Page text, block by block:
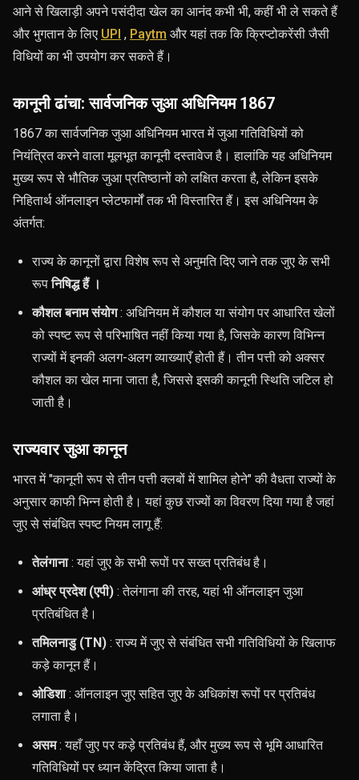
आने से खिलाड़ी अपने पसंदीदा खेल का आनंद कभी भी, कहीं भी ले सकते हैं
और भुगतान के लिए UPI , Paytm और यहां तक ​​कि क्रिप्टोकरेंसी जैसी
विधियों का भी उपयोग कर सकते हैं।
कानूनी ढांचा: सार्वजनिक जुआ अधिनियम 1867
1867 का सार्वजनिक जुआ अधिनियम भारत में जुआ गतिविधियों को
नियंत्रित करने वाला मूलभूत कानूनी दस्तावेज है। हालांकि यह अधिनियम
मुख्य रूप से भौतिक जुआ प्रतिष्ठानों को लक्षित करता है, लेकिन इसके
निहितार्थ ऑनलाइन प्लेटफार्मों तक भी विस्तारित हैं। इस अधिनियम के
अंतर्गत:
राज्य के कानूनों द्वारा विशेष रूप से अनुमति दिए जाने तक जुए के सभी
रूपनिषिद्ध हैं ।
कौशल बनाम संयोग: अधिनियम में कौशल या संयोग पर आधारित खेलों
को स्पष्ट रूप से परिभाषित नहीं किया गया है, जिसके कारण विभिन्न
राज्यों में इनकी अलग-अलग व्याख्याएँ होती हैं। तीन पत्ती को अक्सर
कौशल का खेल माना जाता है, जिससे इसकी कानूनी स्थिति जटिल हो
जाती है।
राज्यवार जुआ कानून
भारत में "कानूनी रूप से तीन पत्ती क्लबों में शामिल होने" की वैधता राज्यों के
अनुसार काफी भिन्न होती है। यहां कुछ राज्यों का विवरण दिया गया है जहां
जुए से संबंधित स्पष्ट नियम लागू हैं:
तेलंगाना: यहां जुए के सभी रूपों पर सख्त प्रतिबंध है।
आंध्र प्रदेश (एपी) : तेलंगाना की तरह, यहां भी ऑनलाइन जुआ
प्रतिबंधित है।
तमिलनाडु (TN) : राज्य में जुए से संबंधित सभी गतिविधियों के खिलाफ
कड़े कानून हैं।
ओडिशा: ऑनलाइन जुए सहित जुए के अधिकांश रूपों पर प्रतिबंध
लगाता है।
असम: यहाँ जुए पर कड़े प्रतिबंध हैं, और मुख्य रूप से भूमि आधारित
गतिविधियों पर ध्यान केंद्रित किया जाता है।